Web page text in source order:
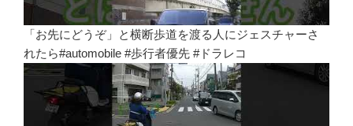
「お先にどうぞ」と横断歩道を渡る人にジェスチャーさ
れたら#automobile #歩行者優先 #ドラレコ